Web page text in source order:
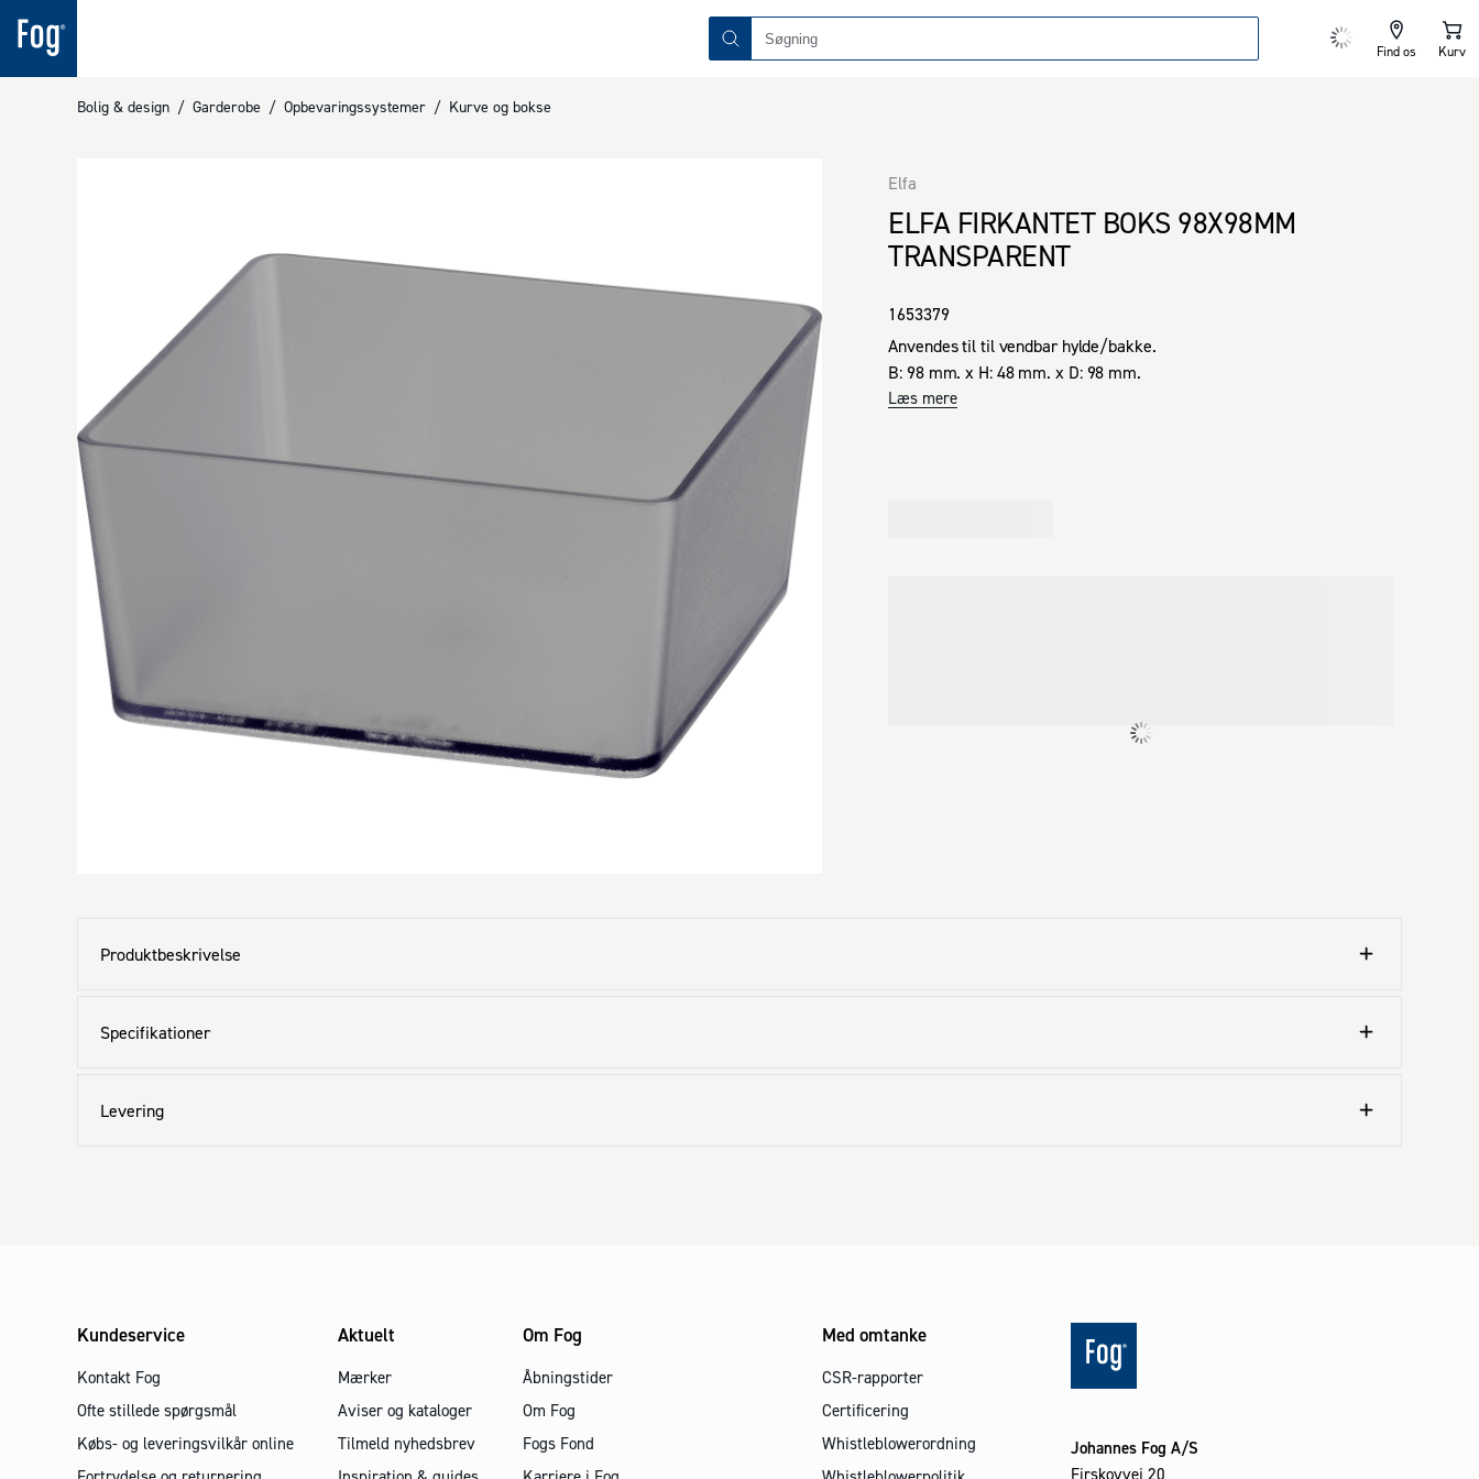
Find os Kurv
Bolig & design / Garderobe / Opbevaringssystemer / Kurve og bokse
ELFA FIRKANTET BOKS 98X98MM
TRANSPARENT
Elfa
1653379
Anvendes til til vendbar hylde/bakke.
B: 98 mm. x H: 48 mm. x D: 98 mm.
Læs mere
Produktbeskrivelse
Specifikationer
Levering
Kundeservice
Kontakt Fog
Ofte stillede spørgsmål
Købs- og leveringsvilkår online
Aktuelt
Mærker
Aviser og kataloger
Tilmeld nyhedsbrev
Om Fog
Åbningstider
Om Fog
Fogs Fond
Med omtanke
CSR-rapporter
Certificering
Whistleblowerordning
Johannes Fog A/S
Firskovvej 20